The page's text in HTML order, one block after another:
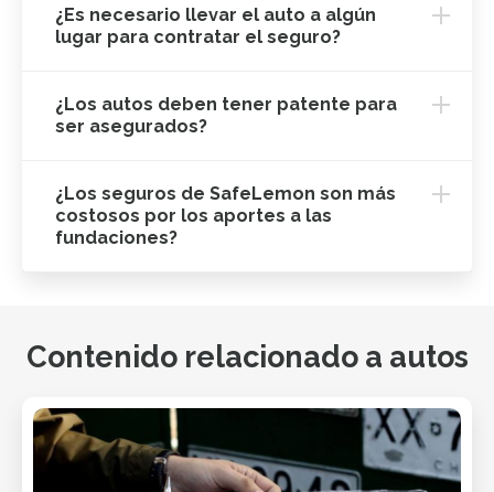
¿Es necesario llevar el auto a algún
lugar para contratar el seguro?
¿Los autos deben tener patente para
ser asegurados?
¿Los seguros de SafeLemon son más
costosos por los aportes a las
fundaciones?
Contenido relacionado a autos